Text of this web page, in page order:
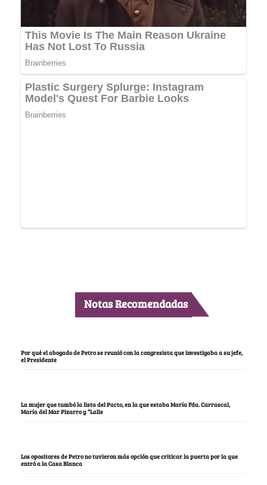
Notas Recomendadas
Por qué el abogado de Petro se reunió con la congresista que investigaba a su jefe,
el Presidente
La mujer que tumbó la lista del Pacto, en la que estaba María Fda. Carrascal,
María del Mar Pizarro y “Lalis
Los opositores de Petro no tuvieron más opción que criticar la puerta por la que
entró a la Casa Blanca